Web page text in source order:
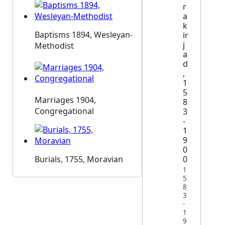
Baptisms 1894, Wesleyan-
Methodist
Marriages 1904,
Congregational
Burials, 1755, Moravian
r
a
k
ir
j
a
d
,
1
5
8
3
-
1
9
0
0
1
5
8
3
-
1
9